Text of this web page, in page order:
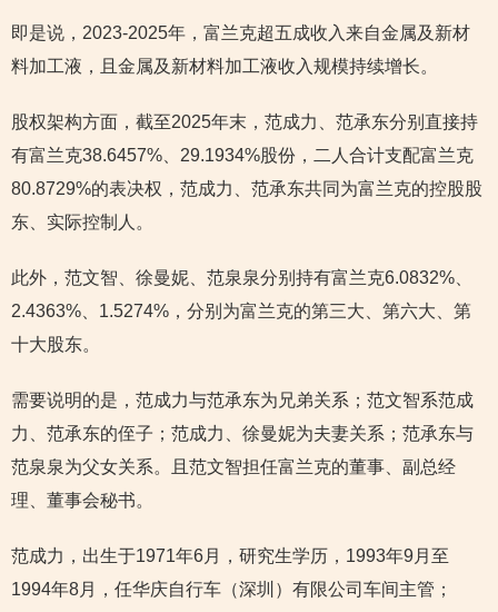
即是说，2023-2025年，富兰克超五成收入来自金属及新材
料加工液，且金属及新材料加工液收入规模持续增长。
股权架构方面，截至2025年末，范成力、范承东分别直接持
有富兰克38.6457%、29.1934%股份，二人合计支配富兰克
80.8729%的表决权，范成力、范承东共同为富兰克的控股股
东、实际控制人。
此外，范文智、徐曼妮、范泉泉分别持有富兰克6.0832%、
2.4363%、1.5274%，分别为富兰克的第三大、第六大、第
十大股东。
需要说明的是，范成力与范承东为兄弟关系；范文智系范成
力、范承东的侄子；范成力、徐曼妮为夫妻关系；范承东与
范泉泉为父女关系。且范文智担任富兰克的董事、副总经
理、董事会秘书。
范成力，出生于1971年6月，研究生学历，1993年9月至
1994年8月，任华庆自行车（深圳）有限公司车间主管；